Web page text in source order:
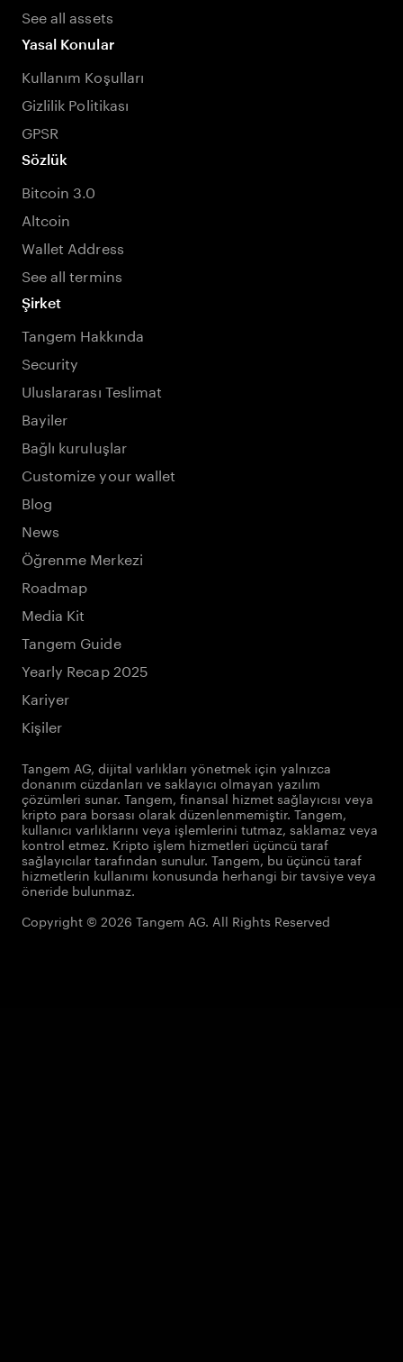
See all assets
Yasal Konular
Kullanım Koşulları
Gizlilik Politikası
GPSR
Sözlük
Bitcoin 3.0
Altcoin
Wallet Address
See all termins
Şirket
Tangem Hakkında
Security
Uluslararası Teslimat
Bayiler
Bağlı kuruluşlar
Customize your wallet
Blog
News
Öğrenme Merkezi
Roadmap
Media Kit
Tangem Guide
Yearly Recap 2025
Kariyer
Kişiler
Tangem AG, dijital varlıkları yönetmek için yalnızca
donanım cüzdanları ve saklayıcı olmayan yazılım
çözümleri sunar. Tangem, finansal hizmet sağlayıcısı veya
kripto para borsası olarak düzenlenmemiştir. Tangem,
kullanıcı varlıklarını veya işlemlerini tutmaz, saklamaz veya
kontrol etmez. Kripto işlem hizmetleri üçüncü taraf
sağlayıcılar tarafından sunulur. Tangem, bu üçüncü taraf
hizmetlerin kullanımı konusunda herhangi bir tavsiye veya
öneride bulunmaz.